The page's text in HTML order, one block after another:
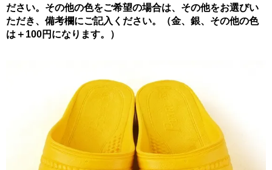
ださい。その他の色をご希望の場合は、その他をお選びい
ただき、備考欄にご記入ください。（金、銀、その他の色
は＋100円になります。）